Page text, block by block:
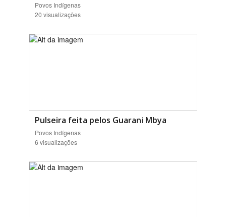
Povos Indígenas
20 visualizações
Pulseira feita pelos Guarani Mbya
Povos Indígenas
6 visualizações